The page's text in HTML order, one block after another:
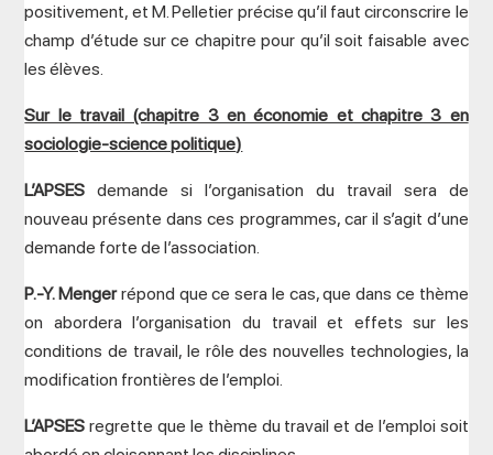
positivement, et M. Pelletier précise qu’il faut circonscrire le
champ d’étude sur ce chapitre pour qu’il soit faisable avec
les élèves.
Sur le travail (chapitre 3 en économie et chapitre 3 en
sociologie-science politique)
L’APSES demande si l’organisation du travail sera de
nouveau présente dans ces programmes, car il s’agit d’une
demande forte de l’association.
P.-Y. Mengerrépond que ce sera le cas, que dans ce thème
on abordera l’organisation du travail et effets sur les
conditions de travail, le rôle des nouvelles technologies, la
modification frontières de l’emploi.
L’APSES regrette que le thème du travail et de l’emploi soit